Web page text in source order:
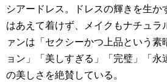
シアードレス。ドレスの輝きを生か
はあえて着けず、メイクもナチュラ
ァンは「セクシーかつ上品という
ョン」「美しすぎる」「完璧」「
の美しさを絶賛している。